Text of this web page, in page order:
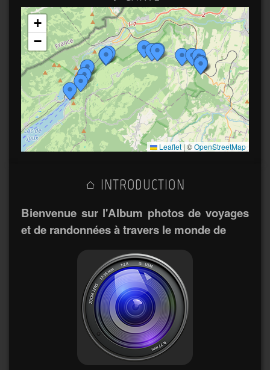
+
−
Leaflet | ©OpenStreetMap
INTRODUCTION
Bienvenue sur l'Album photos de voyages
et de randonnées à travers le monde de